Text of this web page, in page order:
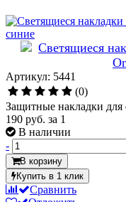
Артикул: 5441
(0)
Защитные накладки для
190 руб. за 1
В наличии
-
В корзину
Купить в 1 клик
Сравнить